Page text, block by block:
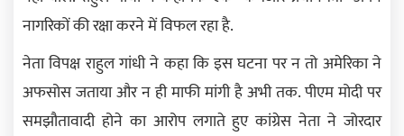
नागरिकों की रक्षा करने में विफल रहा है.
नेता विपक्ष राहुल गांधी ने कहा कि इस घटना पर न तो अमेरिका ने
अफसोस जताया और न ही माफी मांगी है अभी तक. पीएम मोदी पर
समझौतावादी होने का आरोप लगाते हुए कांग्रेस नेता ने जोरदार